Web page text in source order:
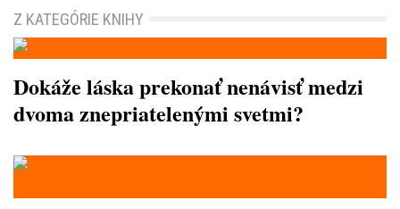
Z KATEGÓRIE KNIHY
Dokáže láska prekonať nenávisť medzi
dvoma znepriatelenými svetmi?